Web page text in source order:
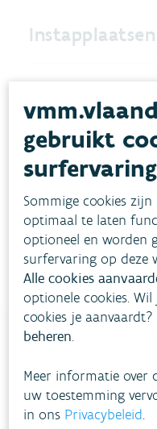
houden en de
beschermen
Partners
Heb je vragen?
Bekijk het overzicht
gebruikt
Sommige cookies
optimaal te laten
optioneel en worden
surfervaring op deze
Alle cookies
optionele cookies. Wil
cookies je
beheren.
Meer informatie over
uw toestemming
in ons Privacybeleid.